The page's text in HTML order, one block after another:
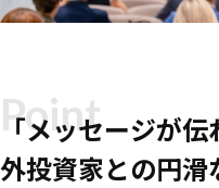
「メッセージが
外投資家との円滑
Point